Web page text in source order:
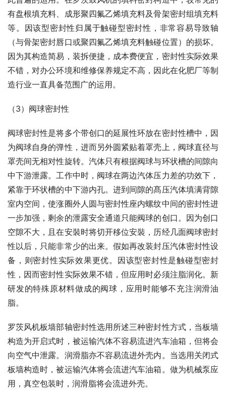
有盘根填充料、成形聚四氟乙烯填充料及骨架密封组填充料
等。因该型密封性归属于触碰型密封性，非常容易导致轴
（与骨架密封唇口或聚四氟乙烯填充料触碰位置）的损坏。
因为其构造简易，装拆便捷，成本费便宜，密封性实际效果
不错，对办公环境和维修保养规定不高，因此在化肥厂等制
造行业一直具备范围广的运用。
（3）阀球密封性
阀球密封性是将多个带创口的延展性环放在密封性槽中，因
为阀球自身的弹性，进而另外圆紧贴着罩壳上，阀球直径与
罩壳间无相对性旋转。汽体只有根据阀球与环状槽的间隙向
中下游泄露。工作中时，阀球在两边汽体压力差的功效下，
紧靠于环状槽的中下游内孔。进到间隙的髙压汽体填满背隙
室内空间，使涨圈外人圆与密封性座内螺纹中间的密封性进
一步加强，剩余的泄露安全通道只能阀球的创口。因为创口
空隙不大，且在安裝时将切开移位安裝，历经几面阀球密封
性以后，只能非常少的出来。假如再改装封压汽体密封性设
备，则密封性实际效果更优。因该型密封性是触碰型密封
性，因而密封性实际效果不错，但应用时必须注脂润化。新
研发的特殊原材料做成的阀球，应用时能够不充注润滑油
脂。
罗茨风机板墙部轴密封性选用所述三种密封性方式，当板墙
构造为开启式时，被运输汽体不容易流进汽车油箱，但将会
向空气中泄露。润滑脂亦不容易流进外壳内。当选用关闭式
板墙构造时，被运输汽体将会流进汽车油箱。做为机械泵应
用，真空包装时，润滑脂将会流进外壳。